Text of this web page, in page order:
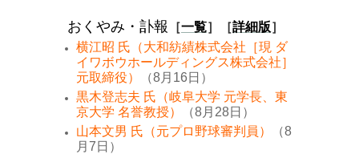
おくやみ・訃報 ［一覧］［詳細版］
横江昭 氏（大和紡績株式会社［現 ダ
イワボウホールディングス株式会社］
元取締役）
（8月16日）
黒木登志夫 氏（岐阜大学 元学長、東
京大学 名誉教授）
（8月28日）
山本文男 氏（元プロ野球審判員）
（8
月7日）